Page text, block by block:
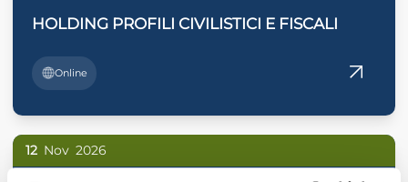
HOLDING PROFILI CIVILISTICI E FISCALI
Online
12 Nov 2026